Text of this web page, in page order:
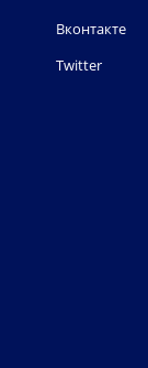
Вконтакте
Twitter